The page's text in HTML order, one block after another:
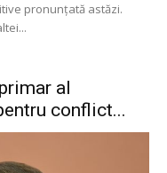
pronunţată astăzi.
al
conflict...